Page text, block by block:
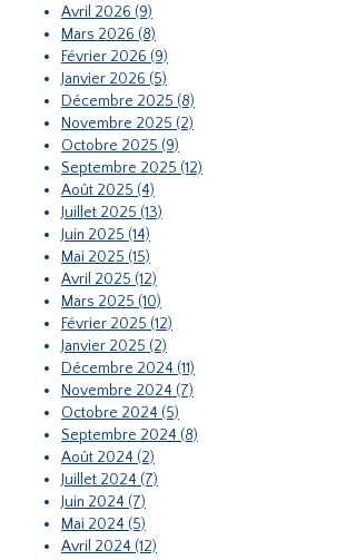
Avril 2026 (9)
Mars 2026 (8)
Février 2026 (9)
Janvier 2026 (5)
Décembre 2025 (8)
Novembre 2025 (2)
Octobre 2025 (9)
Septembre 2025 (12)
Août 2025 (4)
Juillet 2025 (13)
Juin 2025 (14)
Mai 2025 (15)
Avril 2025 (12)
Mars 2025 (10)
Février 2025 (12)
Janvier 2025 (2)
Décembre 2024 (11)
Novembre 2024 (7)
Octobre 2024 (5)
Septembre 2024 (8)
Août 2024 (2)
Juillet 2024 (7)
Juin 2024 (7)
Mai 2024 (5)
Avril 2024 (12)